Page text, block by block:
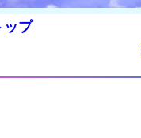
ップ